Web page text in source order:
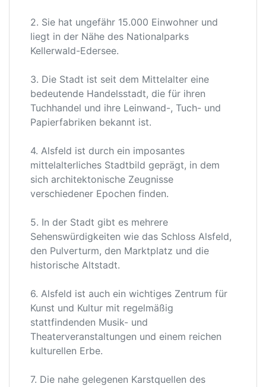
2. Sie hat ungefähr 15.000 Einwohner und
liegt in der Nähe des Nationalparks
Kellerwald-Edersee.
3. Die Stadt ist seit dem Mittelalter eine
bedeutende Handelsstadt, die für ihren
Tuchhandel und ihre Leinwand-, Tuch- und
Papierfabriken bekannt ist.
4. Alsfeld ist durch ein imposantes
mittelalterliches Stadtbild geprägt, in dem
sich architektonische Zeugnisse
verschiedener Epochen finden.
5. In der Stadt gibt es mehrere
Sehenswürdigkeiten wie das Schloss Alsfeld,
den Pulverturm, den Marktplatz und die
historische Altstadt.
6. Alsfeld ist auch ein wichtiges Zentrum für
Kunst und Kultur mit regelmäßig
stattfindenden Musik- und
Theaterveranstaltungen und einem reichen
kulturellen Erbe.
7. Die nahe gelegenen Karstquellen des